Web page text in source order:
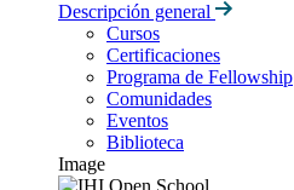
Descripción general
Cursos
Certificaciones
Programa de Fellowship
Comunidades
Eventos
Biblioteca
Image